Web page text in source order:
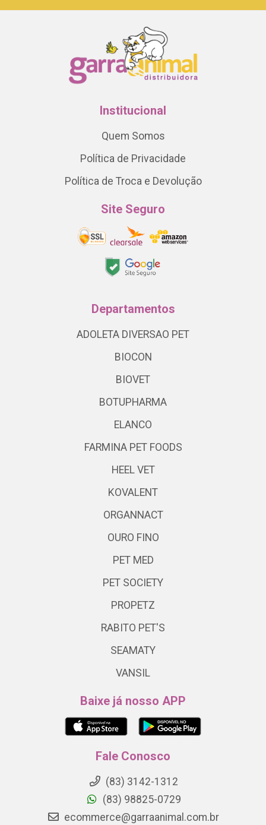
Institucional
Quem Somos
Política de Privacidade
Política de Troca e Devolução
Site Seguro
Departamentos
ADOLETA DIVERSAO PET
BIOCON
BIOVET
BOTUPHARMA
ELANCO
FARMINA PET FOODS
HEEL VET
KOVALENT
ORGANNACT
OURO FINO
PET MED
PET SOCIETY
PROPETZ
RABITO PET'S
SEAMATY
VANSIL
Baixe já nosso APP
Fale Conosco
(83) 3142-1312
(83) 98825-0729
ecommerce@garraanimal.com.br